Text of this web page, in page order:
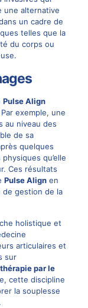
alternative
un cadre de
telles que la
du corps ou
Pulse Align
exemple, une
au niveau des
de sa
quelques
qu’elle
Ces résultats
Pulse Alignen
de gestion de la
holistique et
articulaires et
sur
thérapie par le
cette discipline
la souplesse